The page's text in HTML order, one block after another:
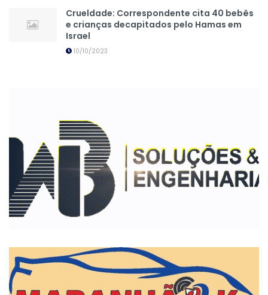
Crueldade: Correspondente cita 40 bebês
e crianças decapitados pelo Hamas em
Israel
10/10/2023